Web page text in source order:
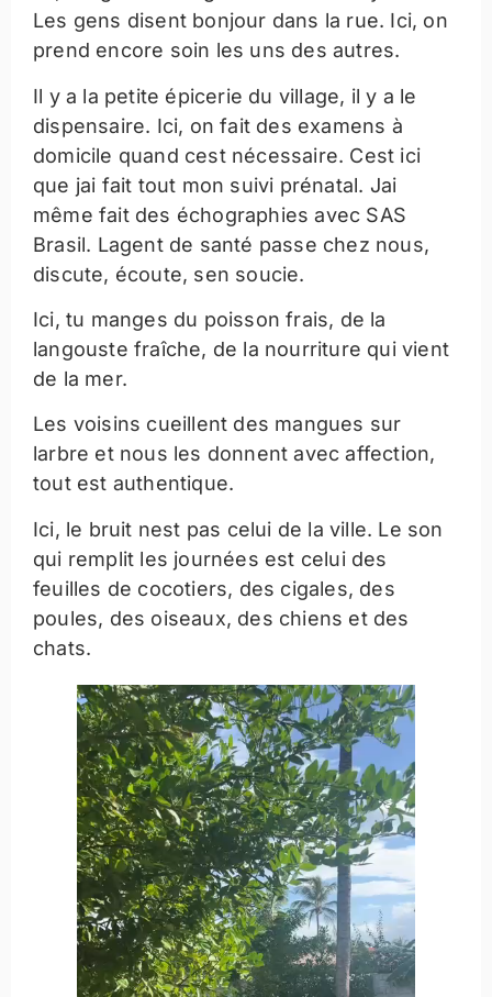
Les gens disent bonjour dans la rue. Ici, on
prend encore soin les uns des autres.
Il y a la petite épicerie du village, il y a le
dispensaire. Ici, on fait des examens à
domicile quand cest nécessaire. Cest ici
que jai fait tout mon suivi prénatal. Jai
même fait des échographies avec SAS
Brasil. Lagent de santé passe chez nous,
discute, écoute, sen soucie.
Ici, tu manges du poisson frais, de la
langouste fraîche, de la nourriture qui vient
de la mer.
Les voisins cueillent des mangues sur
larbre et nous les donnent avec affection,
tout est authentique.
Ici, le bruit nest pas celui de la ville. Le son
qui remplit les journées est celui des
feuilles de cocotiers, des cigales, des
poules, des oiseaux, des chiens et des
chats.